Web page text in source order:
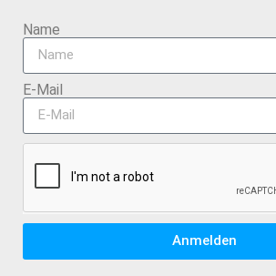
Name
E-Mail
Anmelden